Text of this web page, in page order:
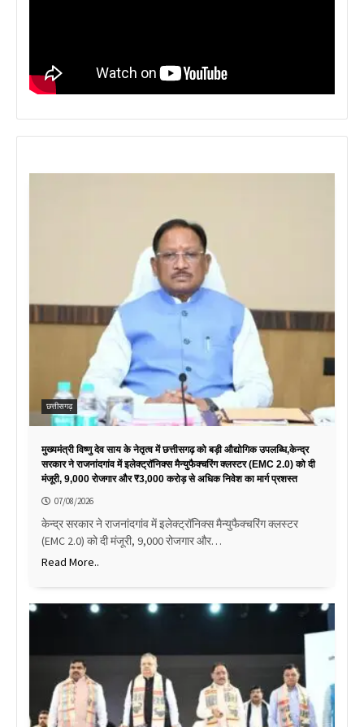
छत्तीसगढ़
मुख्यमंत्री विष्णु देव साय के नेतृत्व में छत्तीसगढ़ को बड़ी औद्योगिक उपलब्धि,केन्द्र
सरकार ने राजनांदगांव में इलेक्ट्रॉनिक्स मैन्युफैक्चरिंग क्लस्टर (EMC 2.0) को दी
मंजूरी, 9,000 रोजगार और ₹3,000 करोड़ से अधिक निवेश का मार्ग प्रशस्त
07/08/2026
केन्द्र सरकार ने राजनांदगांव में इलेक्ट्रॉनिक्स मैन्युफैक्चरिंग क्लस्टर
(EMC 2.0) को दी मंजूरी, 9,000 रोजगार और…
Read More..